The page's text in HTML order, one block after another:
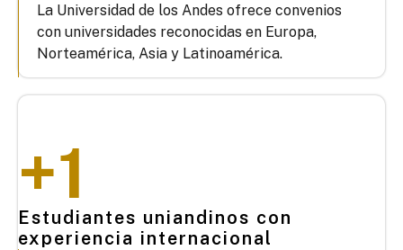
La Universidad de los Andes ofrece convenios
con universidades reconocidas en Europa,
Norteamérica, Asia y Latinoamérica.
Estudiantes uniandinos con
experiencia internacional
+1